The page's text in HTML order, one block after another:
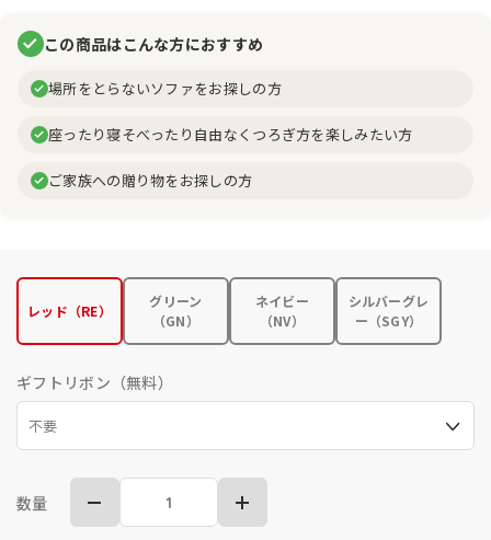
この商品はこんな方におすすめ
場所をとらないソファをお探しの方
座ったり寝そべったり自由なくつろぎ方を楽しみたい方
ご家族への贈り物をお探しの方
レッド（RE）
グリーン
（GN）
ネイビー
（NV）
シルバーグレ
ー（SGY）
ギフトリボン（無料）
数量